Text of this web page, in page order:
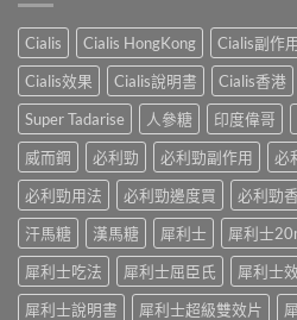
訴
你
真
相，
備
孕
男
必
讀〉
真
實
體
驗
＋
醫
真
相
大
公
開〉
中
法
與
印
度
Levifil-
20〉
與
副
作
用：
果
凍
嘅
速
效
術
要
打
折
Cialis Cialis HongKong Cialis副作
Cialis效果
Cialis說明書 Cialis香港
Super Tadarise
人參糖 印度偉哥
威而鋼
必利勁 必利勁副作用 必
必利勁用法
必利勁邊度買 必利勁
汗馬糖
漢馬糖 犀利士 犀利士
犀利士吃法
犀利士屈臣氏 犀利士
犀利士說明書
犀利士超級雙效片